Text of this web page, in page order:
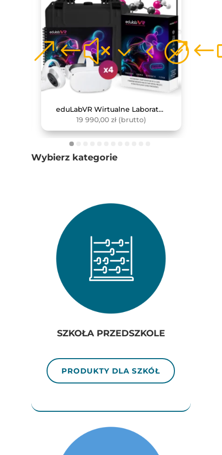
eduLabVR Wirtualne Laboratoria Przyrodnicze (zestaw z goglami VR, 4 szt.)
19 990,00 zł (brutto)
Wybierz kategorie
SZKOŁA PRZEDSZKOLE
PRODUKTY DLA SZKÓŁ